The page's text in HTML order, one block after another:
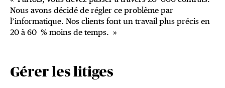
Nous avons décidé de régler ce problème par
l’informatique. Nos clients font un travail plus précis en
20 à 60 % moins de temps. »
Gérer les litiges